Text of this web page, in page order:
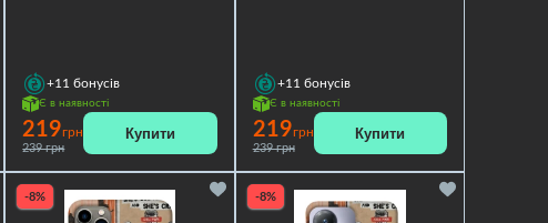
+11 бонусів
Є в наявності
219грн
239 грн
Купити
+11 бонусів
Є в наявності
219грн
239 грн
Купити
-8% -8%